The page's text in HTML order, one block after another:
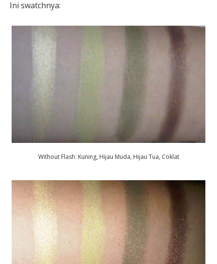
Ini swatchnya:
Without Flash: Kuning, Hijau Muda, Hijau Tua, Coklat